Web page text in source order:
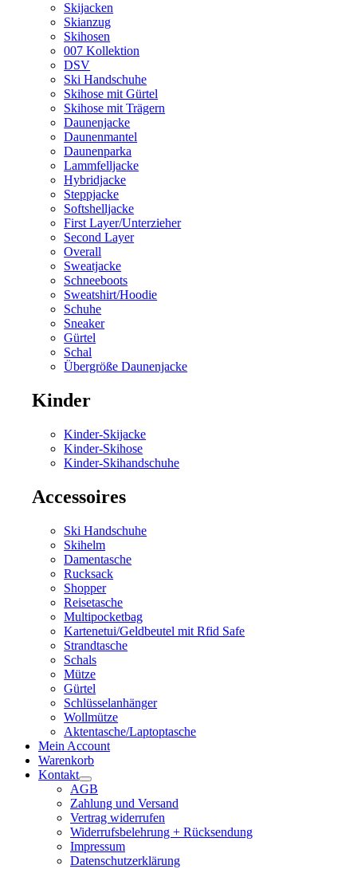
Skijacken
Skianzug
Skihosen
007 Kollektion
DSV
Ski Handschuhe
Skihose mit Gürtel
Skihose mit Trägern
Daunenjacke
Daunenmantel
Daunenparka
Lammfelljacke
Hybridjacke
Steppjacke
Softshelljacke
First Layer/Unterzieher
Second Layer
Overall
Sweatjacke
Schneeboots
Sweatshirt/Hoodie
Schuhe
Sneaker
Gürtel
Schal
Übergröße Daunenjacke
Kinder
Kinder-Skijacke
Kinder-Skihose
Kinder-Skihandschuhe
Accessoires
Ski Handschuhe
Skihelm
Damentasche
Rucksack
Shopper
Reisetasche
Multipocketbag
Kartenetui/Geldbeutel mit Rfid Safe
Strandtasche
Schals
Mütze
Gürtel
Schlüsselanhänger
Wollmütze
Aktentasche/Laptoptasche
Mein Account
Warenkorb
Kontakt
AGB
Zahlung und Versand
Vertrag widerrufen
Widerrufsbelehrung + Rücksendung
Impressum
Datenschutzerklärung